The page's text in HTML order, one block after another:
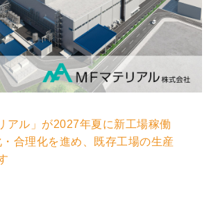
アル」が2027年夏に新工場稼働
合理化を進め、既存工場の生産